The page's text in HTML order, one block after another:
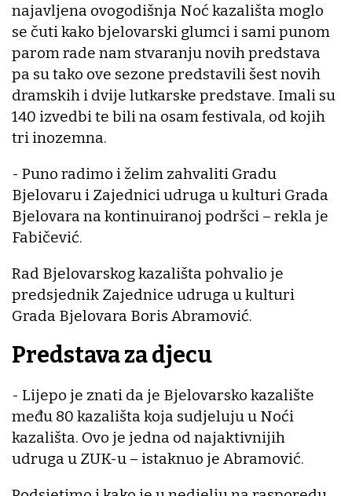
najavljena ovogodišnja Noć kazališta moglo
se čuti kako bjelovarski glumci i sami punom
parom rade nam stvaranju novih predstava
pa su tako ove sezone predstavili šest novih
dramskih i dvije lutkarske predstave. Imali su
140 izvedbi te bili na osam festivala, od kojih
tri inozemna.
- Puno radimo i želim zahvaliti Gradu
Bjelovaru i Zajednici udruga u kulturi Grada
Bjelovara na kontinuiranoj podršci – rekla je
Fabičević.
Rad Bjelovarskog kazališta pohvalio je
predsjednik Zajednice udruga u kulturi
Grada Bjelovara Boris Abramović.
Predstava za djecu
- Lijepo je znati da je Bjelovarsko kazalište
među 80 kazališta koja sudjeluju u Noći
kazališta. Ovo je jedna od najaktivnijih
udruga u ZUK-u – istaknuo je Abramović.